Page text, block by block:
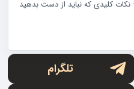
کلیدی که نباید از دست بدهید
تلگرام